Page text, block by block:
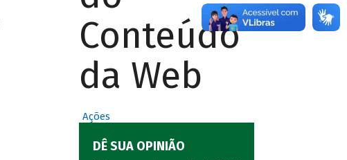
Conteúdo
da Web
Ações
DÊ SUA OPINIÃO